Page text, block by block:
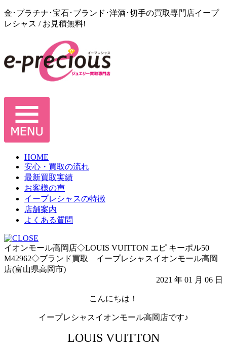
金･プラチナ･宝石･ブランド･洋酒･切手の買取専門店イープ
レシャス / お見積無料!
HOME
安心・買取の流れ
最新買取実績
お客様の声
イープレシャスの特徴
店舗案内
よくある質問
イオンモール高岡店◇LOUIS VUITTON エピ キーポル50
M42962◇ブランド買取 イープレシャスイオンモール高岡
店(富山県高岡市)
2021 年 01 月 06 日
こんにちは！
イープレシャスイオンモール高岡店です♪
LOUIS VUITTON